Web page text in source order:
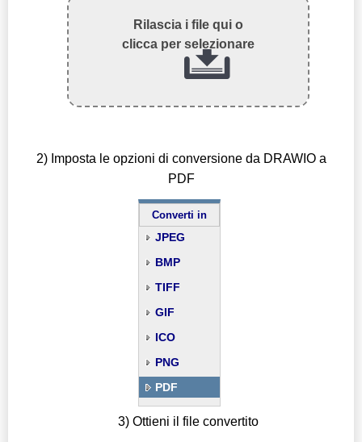
Rilascia i file qui o
clicca per selezionare
2) Imposta le opzioni di conversione da DRAWIO a
PDF
Converti in
JPEG
BMP
TIFF
GIF
ICO
PNG
PDF
3) Ottieni il file convertito